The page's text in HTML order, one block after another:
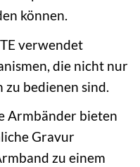
können.
verwendet
die nicht nur
zu bedienen sind.
Armbänder bieten
Gravur
zu einem